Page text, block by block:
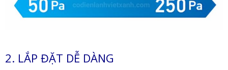
2. LẮP ĐẶT DỄ DÀNG